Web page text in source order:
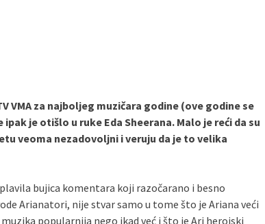
VMA za najboljeg muzičara godine (ove godine se
je otišlo u ruke Eda Sheerana. Malo je reći da su
veoma nezadovoljni i veruju da je to velika
bujica komentara koji razočarano i besno
Arianatori, nije stvar samo u tome što je Ariana veći
popularnija nego ikad već i što je Ari herojski